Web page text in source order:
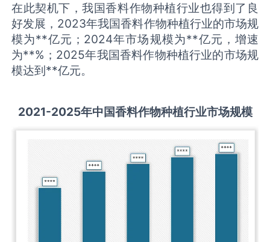
在此契机下，我国香料作物种植行业也得到了良
好发展，2023年我国香料作物种植行业的市场规
模为**亿元；2024年市场规模为**亿元，增速
为**%；2025年我国香料作物种植行业的市场规
模达到**亿元。
2021-2025年中国香料作物种植行业市场规模